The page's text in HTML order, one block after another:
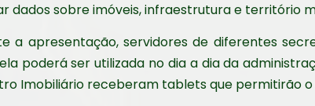
dados sobre imóveis, infraestrutura e território
a apresentação, servidores de diferentes
poderá ser utilizada no dia a dia da
Imobiliário receberam tablets que permitirão